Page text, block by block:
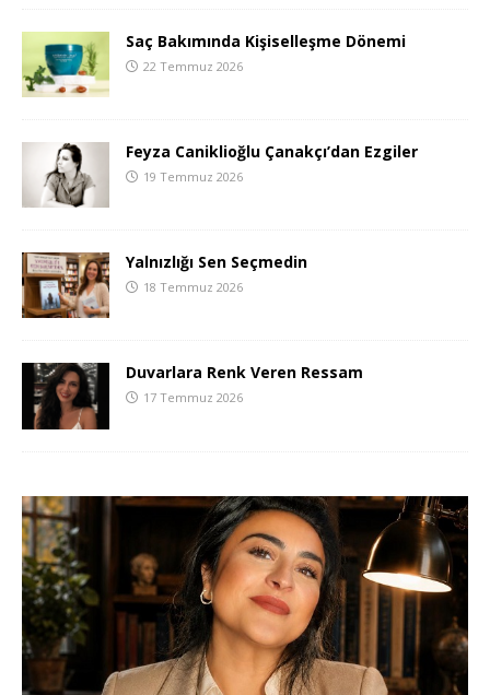
Saç Bakımında Kişiselleşme Dönemi
22 Temmuz 2026
Feyza Caniklioğlu Çanakçı’dan Ezgiler
19 Temmuz 2026
Yalnızlığı Sen Seçmedin
18 Temmuz 2026
Duvarlara Renk Veren Ressam
17 Temmuz 2026